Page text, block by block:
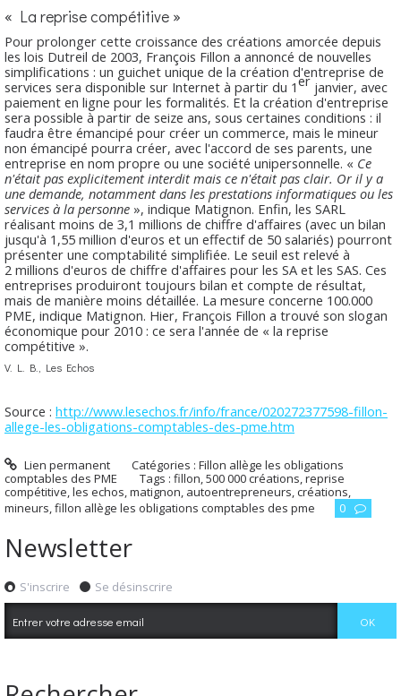
« La reprise compétitive »
Pour prolonger cette croissance des créations amorcée depuis
les lois Dutreil de 2003, François Fillon a annoncé de nouvelles
simplifications : un guichet unique de la création d'entreprise de
services sera disponible sur Internet à partir du 1er janvier, avec
paiement en ligne pour les formalités. Et la création d'entreprise
sera possible à partir de seize ans, sous certaines conditions : il
faudra être émancipé pour créer un commerce, mais le mineur
non émancipé pourra créer, avec l'accord de ses parents, une
entreprise en nom propre ou une société unipersonnelle. « Ce
n'était pas explicitement interdit mais ce n'était pas clair. Or il y a
une demande, notamment dans les prestations informatiques ou les
services à la personne », indique Matignon. Enfin, les SARL
réalisant moins de 3,1 millions de chiffre d'affaires (avec un bilan
jusqu'à 1,55 million d'euros et un effectif de 50 salariés) pourront
présenter une comptabilité simplifiée. Le seuil est relevé à
2 millions d'euros de chiffre d'affaires pour les SA et les SAS. Ces
entreprises produiront toujours bilan et compte de résultat,
mais de manière moins détaillée. La mesure concerne 100.000
PME, indique Matignon. Hier, François Fillon a trouvé son slogan
économique pour 2010 : ce sera l'année de « la reprise
compétitive ».
V. L. B., Les Echos
Source : http://www.lesechos.fr/info/france/020272377598-fillon-
allege-les-obligations-comptables-des-pme.htm
Lien permanent Catégories :Fillon allège les obligations
comptables des PME
Tags : fillon,500 000 créations,reprise
compétitive,les echos,matignon, autoentrepreneurs,créations,
mineurs,fillon allège les obligations comptables des pme 0
Newsletter
S'inscrire Se désinscrire